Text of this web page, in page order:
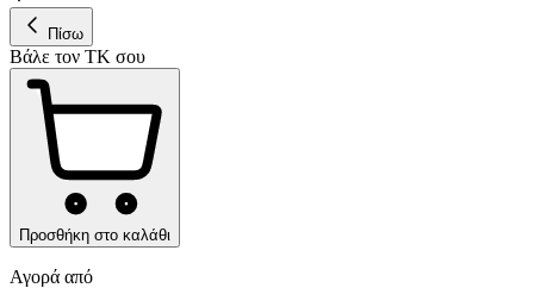
Πίσω
Βάλε τον ΤΚ σου
Προσθήκη στο καλάθι
Αγορά από